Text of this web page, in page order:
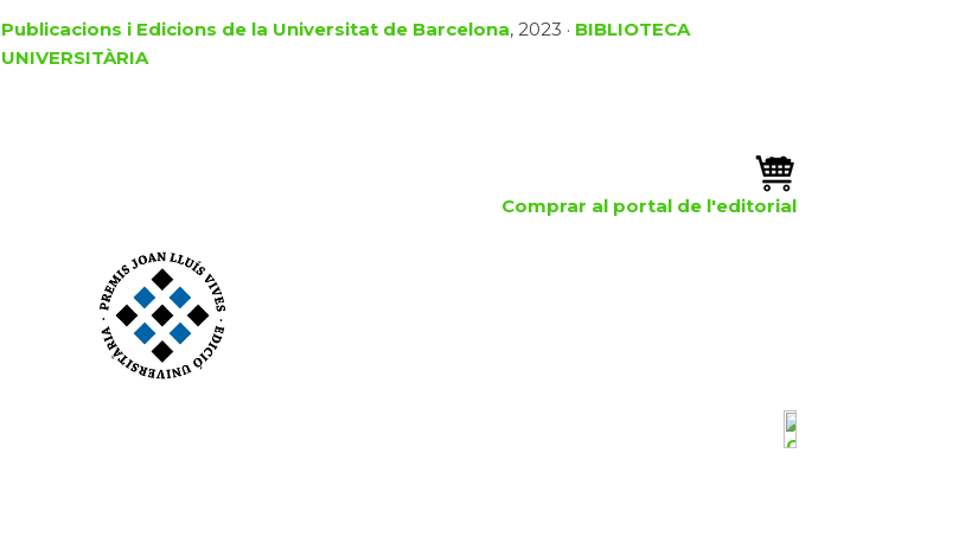
Publicacions i Edicions de la Universitat de Barcelona, 2023 · BIBLIOTECA
UNIVERSITÀRIA
Comprar al portal de l'editorial